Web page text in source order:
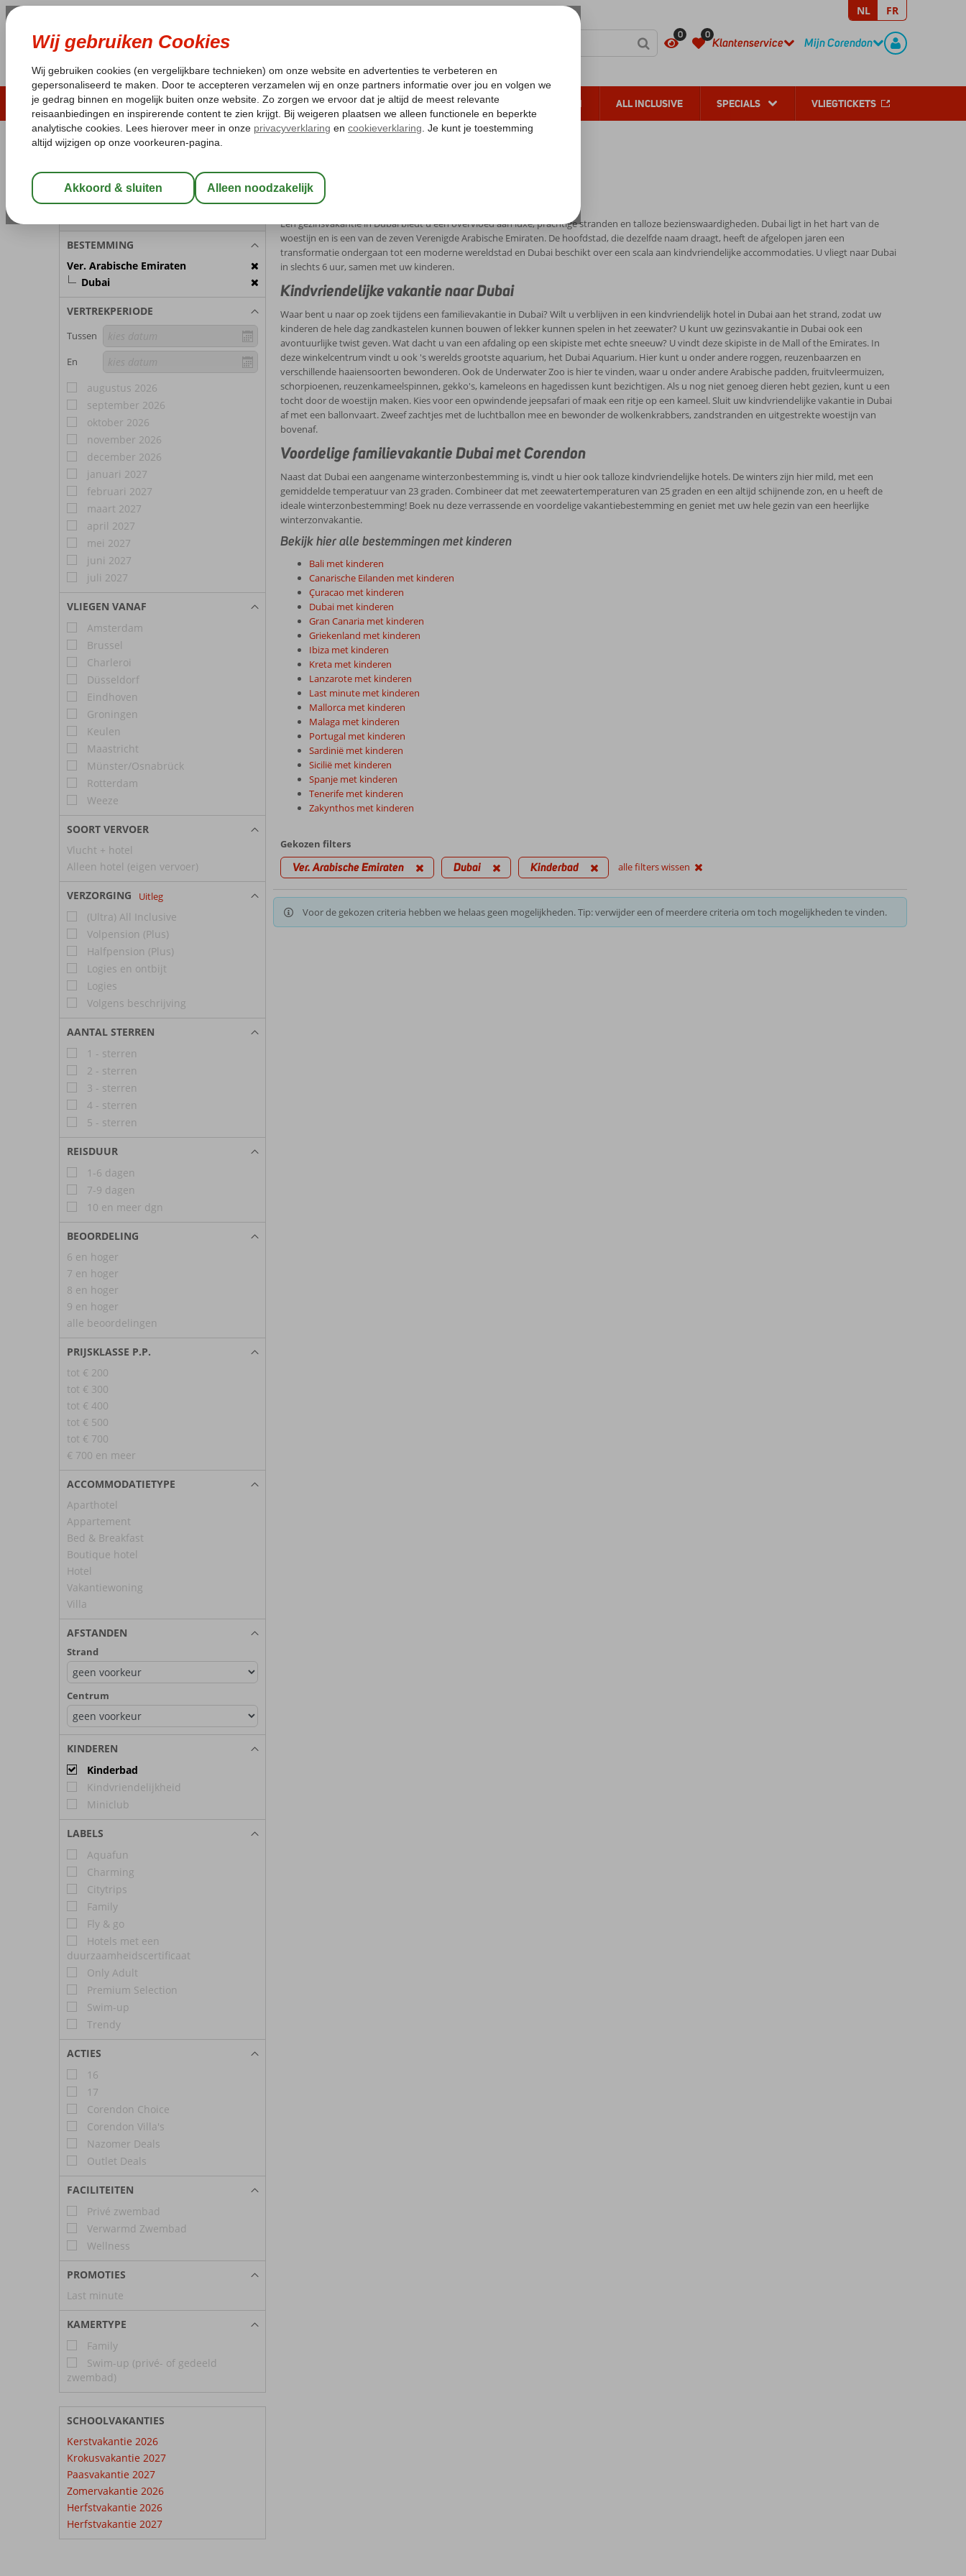
0 0
Klantenservice
CONTACT
Mijn Corendon
REGISTREER
NL FR
ZOMER 2026 LAST MINUTES WINTERZON ZONVAKANTIES VERRE REIZEN ALL INCLUSIVE SPECIALS VLIEGTICKETS
Laagsteprijsgarantie* Geen fueltoeslag Gratis annuleren*
REISGEZELSCHAP
Kamer 1: 2 Personen
BESTEMMING
Ver. Arabische Emiraten
Dubai
VERTREKPERIODE
Tussen
En
augustus 2026
september 2026
oktober 2026
november 2026
december 2026
januari 2027
februari 2027
maart 2027
april 2027
mei 2027
juni 2027
juli 2027
VLIEGEN VANAF
Amsterdam
Brussel
Charleroi
Düsseldorf
Eindhoven
Groningen
Keulen
Maastricht
Münster/Osnabrück
Rotterdam
Weeze
SOORT VERVOER
Vlucht + hotel
Alleen hotel (eigen vervoer)
VERZORGING Uitleg
(Ultra) All Inclusive
Volpension (Plus)
Halfpension (Plus)
Logies en ontbijt
Logies
Volgens beschrijving
AANTAL STERREN
1 - sterren
2 - sterren
3 - sterren
4 - sterren
5 - sterren
REISDUUR
1-6 dagen
7-9 dagen
10 en meer dgn
BEOORDELING
6 en hoger
7 en hoger
8 en hoger
9 en hoger
alle beoordelingen
PRIJSKLASSE P.P.
tot € 200
tot € 300
tot € 400
tot € 500
tot € 700
€ 700 en meer
ACCOMMODATIETYPE
Aparthotel
Appartement
Bed & Breakfast
Boutique hotel
Hotel
Vakantiewoning
Villa
AFSTANDEN
Strand
Centrum
KINDEREN
Kinderbad
Kindvriendelijkheid
Miniclub
LABELS
Aquafun
Charming
Citytrips
Family
Fly & go
Hotels met een
duurzaamheidscertificaat
Only Adult
Premium Selection
Swim-up
Trendy
ACTIES
16
17
Corendon Choice
Corendon Villa's
Nazomer Deals
Outlet Deals
FACILITEITEN
Privé zwembad
Verwarmd Zwembad
Wellness
PROMOTIES
Last minute
KAMERTYPE
Family
Swim-up (privé- of gedeeld
zwembad)
SCHOOLVAKANTIES
Kerstvakantie 2026
Krokusvakantie 2027
Paasvakantie 2027
Zomervakantie 2026
Herfstvakantie 2026
Herfstvakantie 2027
Home Dubai met kinderen
Dubai met kinderen
Een gezinsvakantie in Dubai biedt u een overvloed aan luxe, prachtige stranden en talloze bezienswaardigheden. Dubai ligt in het hart van de
woestijn en is een van de zeven Verenigde Arabische Emiraten. De hoofdstad, die dezelfde naam draagt, heeft de afgelopen jaren een
transformatie ondergaan tot een moderne wereldstad en Dubai beschikt over een scala aan kindvriendelijke accommodaties. U vliegt naar Dubai
in slechts 6 uur, samen met uw kinderen.
Kindvriendelijke vakantie naar Dubai
Waar bent u naar op zoek tijdens een familievakantie in Dubai? Wilt u verblijven in een kindvriendelijk hotel in Dubai aan het strand, zodat uw
kinderen de hele dag zandkastelen kunnen bouwen of lekker kunnen spelen in het zeewater? U kunt uw gezinsvakantie in Dubai ook een
avontuurlijke twist geven. Wat dacht u van een afdaling op een skipiste met echte sneeuw? U vindt deze skipiste in de Mall of the Emirates. In
deze winkelcentrum vindt u ook 's werelds grootste aquarium, het Dubai Aquarium. Hier kunt u onder andere roggen, reuzenbaarzen en
verschillende haaiensoorten bewonderen. Ook de Underwater Zoo is hier te vinden, waar u onder andere Arabische padden, fruitvleermuizen,
schorpioenen, reuzenkameelspinnen, gekko's, kameleons en hagedissen kunt bezichtigen. Als u nog niet genoeg dieren hebt gezien, kunt u een
tocht door de woestijn maken. Kies voor een opwindende jeepsafari of maak een ritje op een kameel. Sluit uw kindvriendelijke vakantie in Dubai
af met een ballonvaart. Zweef zachtjes met de luchtballon mee en bewonder de wolkenkrabbers, zandstranden en uitgestrekte woestijn van
bovenaf.
Voordelige familievakantie Dubai met Corendon
Naast dat Dubai een aangename winterzonbestemming is, vindt u hier ook talloze kindvriendelijke hotels. De winters zijn hier mild, met een
gemiddelde temperatuur van 23 graden. Combineer dat met zeewatertemperaturen van 25 graden en een altijd schijnende zon, en u heeft de
ideale winterzonbestemming! Boek nu deze verrassende en voordelige vakantiebestemming en geniet met uw hele gezin van een heerlijke
winterzonvakantie.
Bekijk hier alle bestemmingen met kinderen
Bali met kinderen
Canarische Eilanden met kinderen
Çuracao met kinderen
Dubai met kinderen
Gran Canaria met kinderen
Griekenland met kinderen
Ibiza met kinderen
Kreta met kinderen
Lanzarote met kinderen
Last minute met kinderen
Mallorca met kinderen
Malaga met kinderen
Portugal met kinderen
Sardinië met kinderen
Sicilië met kinderen
Spanje met kinderen
Tenerife met kinderen
Zakynthos met kinderen
Gekozen filters
Ver. Arabische Emiraten Dubai Kinderbad alle filters wissen
Voor de gekozen criteria hebben we helaas geen mogelijkheden. Tip: verwijder een of meerdere criteria om toch mogelijkheden te vinden.